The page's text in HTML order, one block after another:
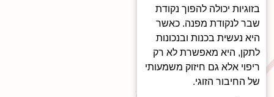
בזוגיות יכולה להפוך נקודת
שבר לנקודת מפנה. כאשר
היא נעשית בכנות ובנכונות
לתקן, היא מאפשרת לא רק
ריפוי אלא גם חיזוק משמעותי
של החיבור הזוגי.